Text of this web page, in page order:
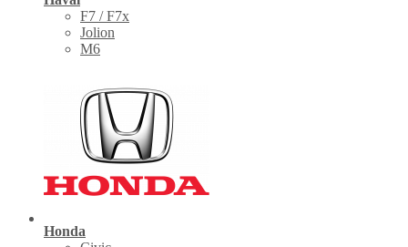
F7 / F7x
Jolion
M6
Honda